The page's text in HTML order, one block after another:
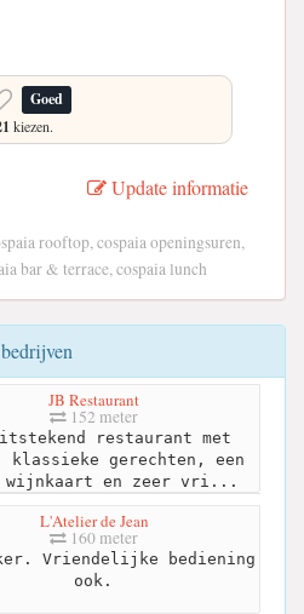
Goed
kiezen.
Update informatie
rooftop, cospaia openingsuren,
bar & terrace, cospaia lunch
JB Restaurant
152 meter
restaurant met
gerechten, een
wijnkaart en zeer vri...
L'Atelier de Jean
160 meter
Vriendelijke bediening
ook.